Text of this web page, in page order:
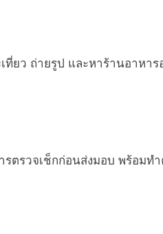
ที่ยว ถ่ายรูป และหาร้านอาหาร
ตรวจเช็กก่อนส่งมอบ พร้อมท